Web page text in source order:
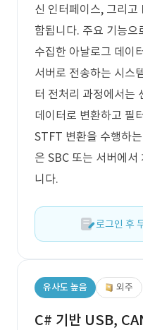
신 인터페이스, 그리
함됩니다. 주요 기능으
수집한 아날로그 데이
서버로 전송하는 시스
터 전처리 과정에서는
데이터로 변환하고 필
STFT 변환을 수행하
은 SBC 또는 서버에
니다.
로그인 후
유사도 높음 외주
C# 기반 USB,